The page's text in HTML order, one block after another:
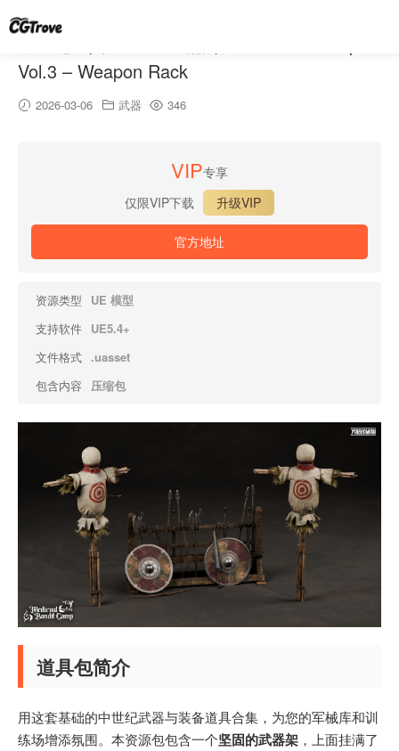
Vol.3 – Weapon Rack
2026-03-06 武器 346
VIP专享
仅限VIP下载
升级VIP
官方地址
资源类型
UE 模型
支持软件 UE5.4+
文件格式 .uasset
包含内容
压缩包
道具包简介
用这套基础的中世纪武器与装备道具合集，为您的军械库和训
练场增添氛围。本资源包包含一个坚固的武器架 ，上面挂满了